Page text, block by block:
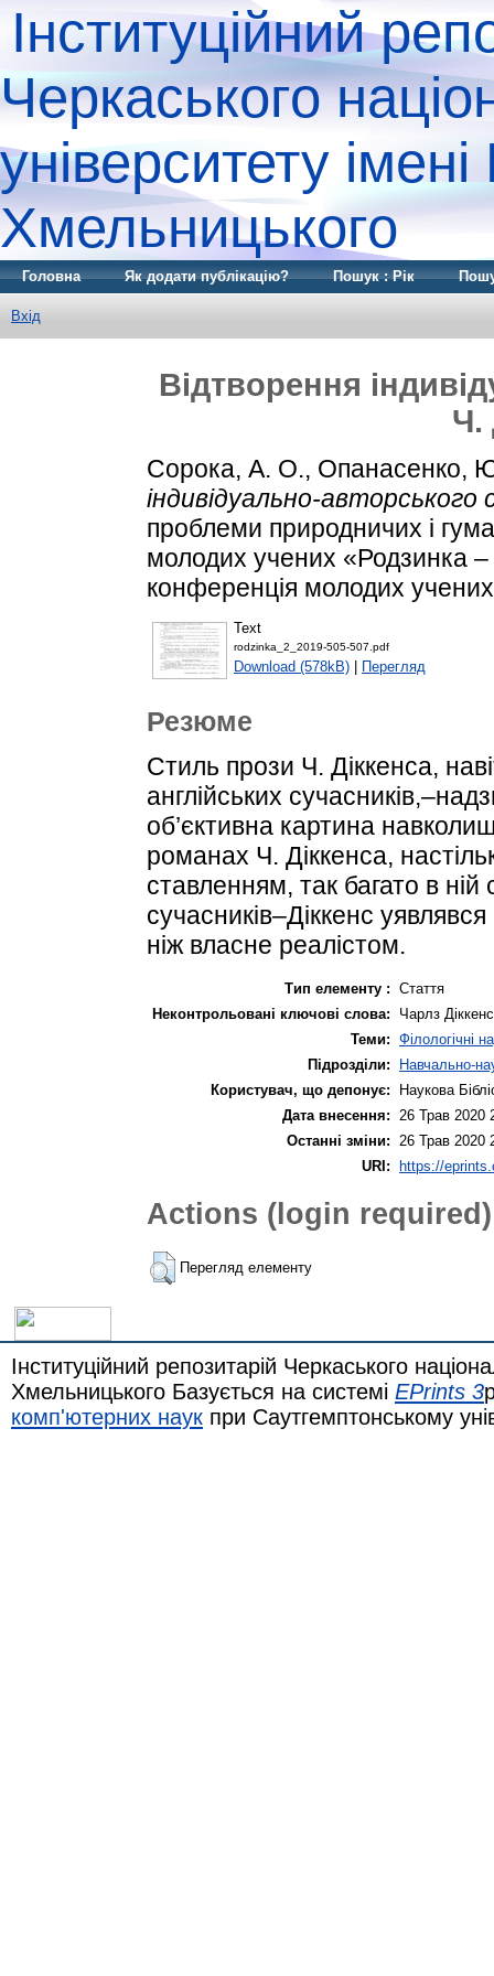
Інституційний
Черкаського
університету
Хмельницького
Головна Як додати публікацію? Пошук : Рік
Вхід
Відтворення
Ч.
Сорока, А. О., Опанасенко,
індивідуально-
проблеми природничих і
молодих учених «Родзинка
конференція молодих
Text
rodzinka_2_2019-505-507.pdf
Download (578kB) Перегляд
Резюме
Стиль прози Ч. Діккенса,
англійських
об’єктивна картина
романах Ч. Діккенса,
ставленням, так багато в
сучасників–Діккенс
ніж власне реалістом.
Тип елементу : Стаття
Неконтрольовані ключові слова:
Чарлз
Теми: Філологічні
Підрозділи:
Навчально-
Користувач, що депонує:
Наукова
Дата внесення:
26 Трав 2020
Останні зміни:
26 Трав 2020
URI: https://
Actions (login required)
Перегляд елементу
Інституційний репозитарій Черкаського
Хмельницького Базується на системі EPrints 3
комп'ютерних наук при Саутгемптонському